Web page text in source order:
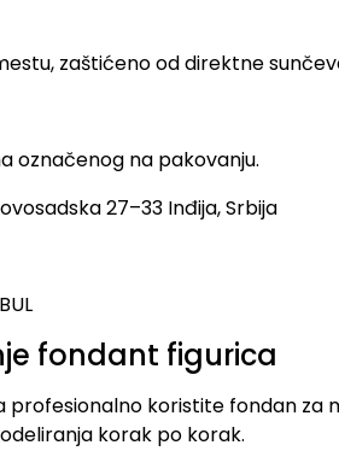
zaštićeno od direktne
označenog na pakovanju.
27–33 Inđija, Srbija
fondant figurica
profesionalno koristite fondan za
korak po korak.